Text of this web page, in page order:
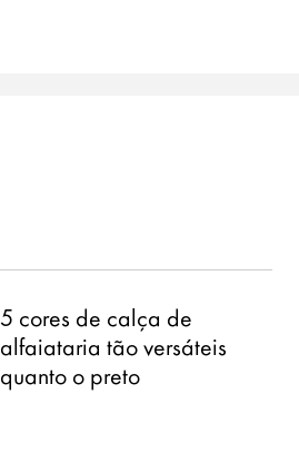
5 cores de calça de
alfaiataria tão versáteis
quanto o preto